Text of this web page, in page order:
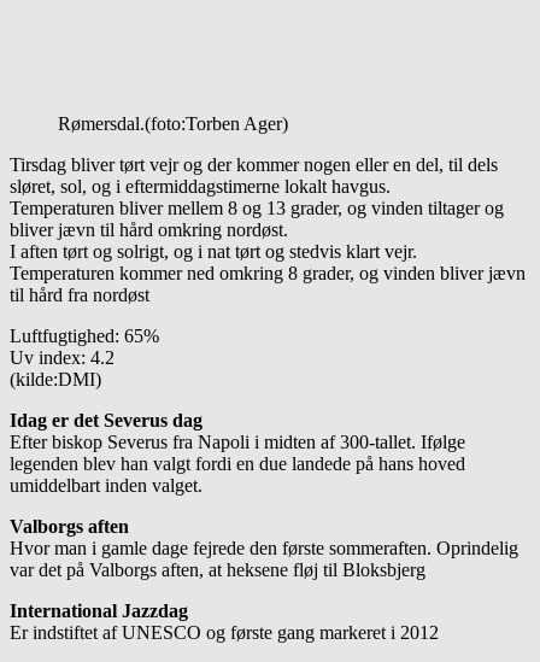
Rømersdal.(foto:Torben Ager)
Tirsdag bliver tørt vejr og der kommer nogen eller en del, til dels
sløret, sol, og i eftermiddagstimerne lokalt havgus.
Temperaturen bliver mellem 8 og 13 grader, og vinden tiltager og
bliver jævn til hård omkring nordøst.
I aften tørt og solrigt, og i nat tørt og stedvis klart vejr.
Temperaturen kommer ned omkring 8 grader, og vinden bliver jævn
til hård fra nordøst
Luftfugtighed: 65%
Uv index: 4.2
(kilde:DMI)
Idag er det Severus dag
Efter biskop Severus fra Napoli i midten af 300-tallet. Ifølge
legenden blev han valgt fordi en due landede på hans hoved
umiddelbart inden valget.
Valborgs aften
Hvor man i gamle dage fejrede den første sommeraften. Oprindelig
var det på Valborgs aften, at heksene fløj til Bloksbjerg
International Jazzdag
Er indstiftet af UNESCO og første gang markeret i 2012